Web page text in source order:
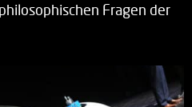
Fragen der